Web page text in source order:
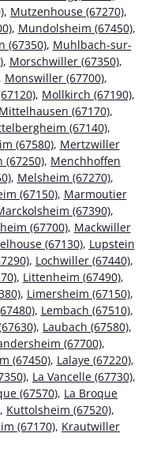
, Mutzenhouse (67270),
, Mundolsheim (67450),
(67350), Muhlbach-sur-
, Morschwiller (67350),
Monswiller (67700),
, Mollkirch (67190),
Mittelhausen (67170),
(67140),
(67580), Mertzwiller
(67250), Menchhoffen
, Melsheim (67270),
(67150), Marmoutier
(67390),
(67700), Mackwiller
(67130), Lupstein
, Lochwiller (67440),
, Littenheim (67490),
, Limersheim (67150),
, Lembach (67510),
, Laubach (67580),
(67700),
(67450), Lalaye (67220),
, La Vancelle (67730),
(67570), La Broque
, Kuttolsheim (67520),
(67170), Krautwiller